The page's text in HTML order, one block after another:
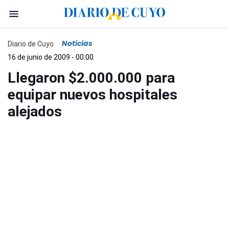
Diario de Cuyo Noticias
16 de junio de 2009 - 00:00
Llegaron $2.000.000 para
equipar nuevos hospitales
alejados